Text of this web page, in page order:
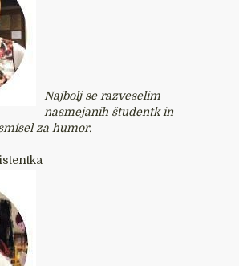
Najbolj se razveselim
nasmejanih študentk in
za humor.